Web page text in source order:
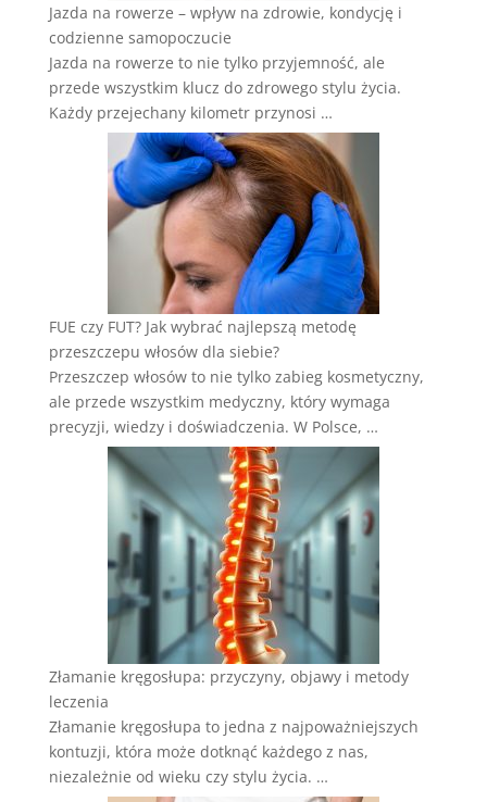
Jazda na rowerze – wpływ na zdrowie, kondycję i
codzienne samopoczucie
Jazda na rowerze to nie tylko przyjemność, ale
przede wszystkim klucz do zdrowego stylu życia.
Każdy przejechany kilometr przynosi …
FUE czy FUT? Jak wybrać najlepszą metodę
przeszczepu włosów dla siebie?
Przeszczep włosów to nie tylko zabieg kosmetyczny,
ale przede wszystkim medyczny, który wymaga
precyzji, wiedzy i doświadczenia. W Polsce, …
Złamanie kręgosłupa: przyczyny, objawy i metody
leczenia
Złamanie kręgosłupa to jedna z najpoważniejszych
kontuzji, która może dotknąć każdego z nas,
niezależnie od wieku czy stylu życia. …